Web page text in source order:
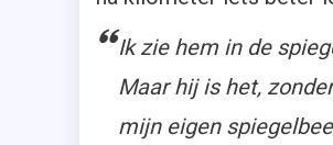
Ik zie hem in de
Maar hij is het,
mijn eigen